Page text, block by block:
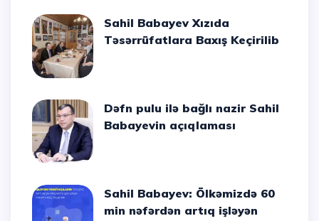
Sahil Babayev Xızıda
Təsərrüfatlara Baxış Keçirilib
Dəfn pulu ilə bağlı nazir Sahil
Babayevin açıqlaması
Sahil Babayev: Ölkəmizdə 60
min nəfərdən artıq işləyən